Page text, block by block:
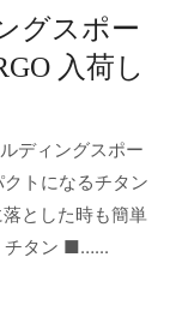
グスポー
入荷し
ディングスポー
トになるチタン
とした時も簡単
チタン ■…...